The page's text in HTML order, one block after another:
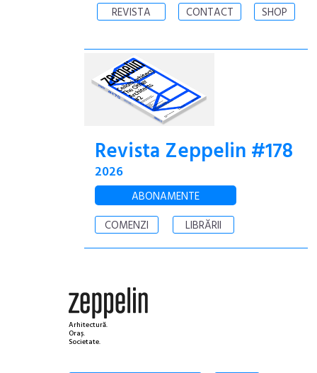
REVISTA CONTACT SHOP
Revista Zeppelin #178
2026
ABONAMENTE
COMENZI
LIBRĂRII
Arhitectură.
Oraș.
Societate.